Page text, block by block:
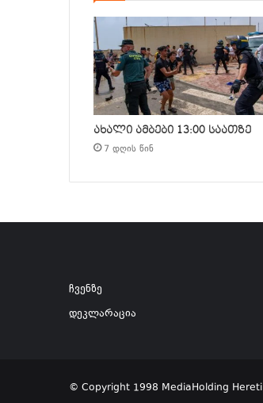
ახალი ამბები 13:00 საათზე
7 დღის წინ
ჩვენზე
დეკლარაცია
© Copyright 1998 MediaHolding Hereti